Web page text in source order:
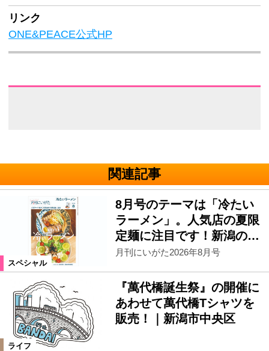
リンク
ONE&PEACE公式HP
関連記事
スペシャル
8月号のテーマは「冷たい
ラーメン」。人気店の夏限
定麺に注目です！新潟の…
月刊にいがた2026年8月号
ライフ
『萬代橋誕生祭』の開催に
あわせて萬代橋Tシャツを
販売！｜新潟市中央区